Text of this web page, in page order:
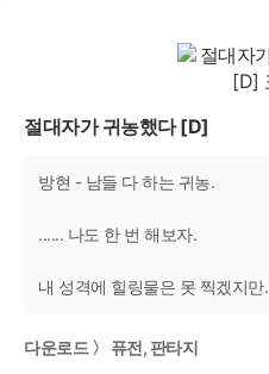
절대자가 귀농했다 [D]
방현 - 남들 다 하는 귀농.
...... 나도 한 번 해보자.
내 성격에 힐링물은 못 찍겠지만.
다운로드 〉 퓨전, 판타지